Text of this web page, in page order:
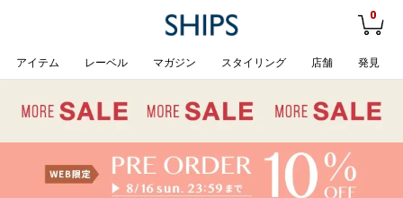
0
アイテム レーベル マガジン スタイリング 店舗 発見